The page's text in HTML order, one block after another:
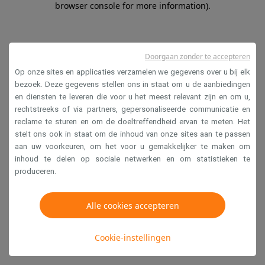
browser console for more information).
Op onze sites en applicaties verzamelen we gegevens over u bij elk
bezoek. Deze gegevens stellen ons in staat om u de aanbiedingen
en diensten te leveren die voor u het meest relevant zijn en om u,
rechtstreeks of via partners, gepersonaliseerde communicatie en
reclame te sturen en om de doeltreffendheid ervan te meten. Het
stelt ons ook in staat om de inhoud van onze sites aan te passen
aan uw voorkeuren, om het voor u gemakkelijker te maken om
inhoud te delen op sociale netwerken en om statistieken te
produceren.
Alle cookies accepteren
Cookie-instellingen
Doorgaan zonder te accepteren